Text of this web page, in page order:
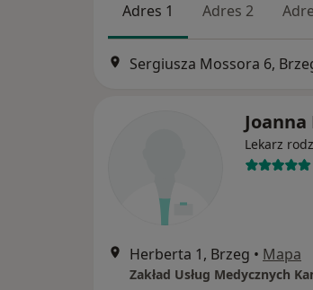
Adres 1 Adres 2
Sergiusza Mossora 6,
Lekarz
Herberta 1, Brzeg • Mapa
Zakład Usług Medycznych